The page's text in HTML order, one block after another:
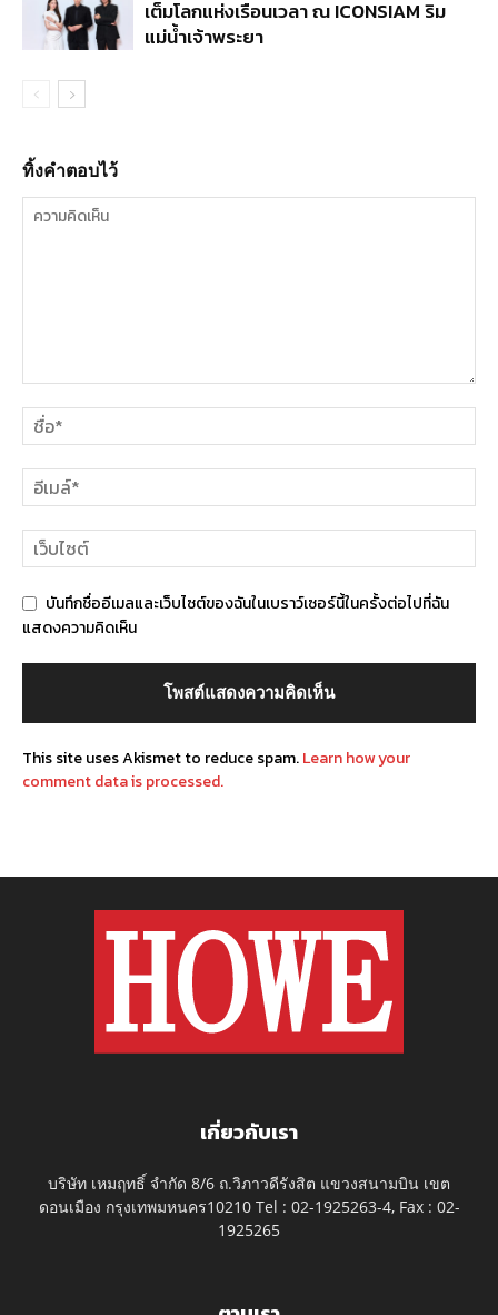
เต็มโลกแห่งเรือนเวลา ณ ICONSIAM ริม
แม่น้ำเจ้าพระยา
ทิ้งคำตอบไว้
บันทึกชื่ออีเมลและเว็บไซต์ของฉันในเบราว์เซอร์นี้ในครั้งต่อไปที่ฉัน
แสดงความคิดเห็น
This site uses Akismet to reduce spam.Learn how your
comment data is processed.
เกี่ยวกับเรา
บริษัท เหมฤทธิ์ จำกัด 8/6 ถ.วิภาวดีรังสิต แขวงสนามบิน เขต
ดอนเมือง กรุงเทพมหนคร10210 Tel : 02-1925263-4, Fax : 02-
1925265